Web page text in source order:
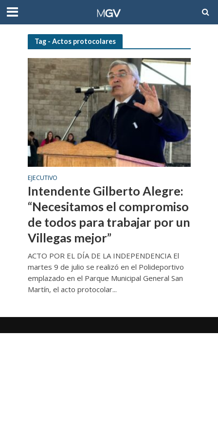
Tag - Actos protocolares
EJECUTIVO
Intendente Gilberto Alegre:
“Necesitamos el compromiso
de todos para trabajar por un
Villegas mejor”
ACTO POR EL DÍA DE LA INDEPENDENCIA El
martes 9 de julio se realizó en el Polideportivo
emplazado en el Parque Municipal General San
Martín, el acto protocolar...